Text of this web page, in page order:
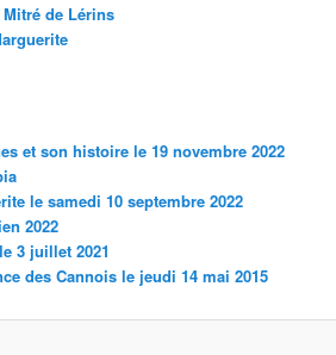
Mitré de Lérins
et son histoire le 19 novembre 2022
le samedi 10 septembre 2022
2022
3 juillet 2021
des Cannois le jeudi 14 mai 2015